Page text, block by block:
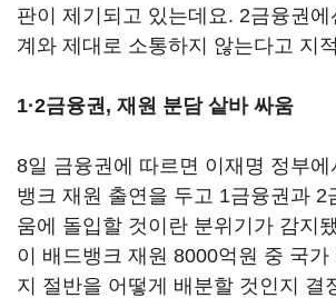
판이 제기되고 있는데요. 2금융권에
계와 제대로 소통하지 않는다고 지
1·2금융권, 재원 분담 샅바 싸움
8일 금융권에 따르면 이재명 정부
뱅크 재원 출연을 두고 1금융권과 2
움에 돌입할 것이란 분위기가 감지
이 배드뱅크 재원 8000억원 중 국가
지 절반을 어떻게 배분할 것인지 결